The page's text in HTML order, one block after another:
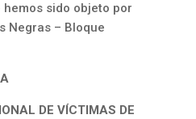
sido objeto por
Negras – Bloque
DE VÍCTIMAS DE